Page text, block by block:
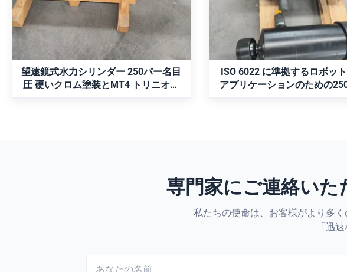
望遠鏡式水力シリンダー 250バー名目
圧 硬いクロム塗装とMT4 トリニオン
ークを実現する精密な入れ子設計、重量
物を持ち上げるための高い力密度、耐食
性を高める硬質クロムメッキ、漏れをゼ
ロにする特殊なシールが特徴です。産業
機械や鉱山機械に最適です。
お問い合わせ
ISO 6022 に準拠するロボッ
アプリケーションのための
拠、動作圧力 250 bar、ボア/ロッ
ローク 125/70-3100。高周波焼き
ロムロッド、複動クッション、球
リングが特徴で、Rexroth/Parker
と互換性があります。ロボットア
産業オートメーションに最適で
お問い合わせ
専門家にご連絡いた
私たちの使命は、お客様がより多
「迅